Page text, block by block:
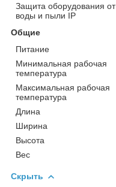
Защита оборудования от
воды и пыли IP
Общие
Питание
Минимальная рабочая
температура
Максимальная рабочая
температура
Длина
Ширина
Высота
Вес
Скрыть